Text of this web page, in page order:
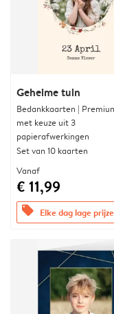
Geheime tuin
Bedankkaarten |
met keuze uit 3
papierafwerkingen
Set van 10 kaarten
Vanaf
€ 11,99
offers Elke dag lage